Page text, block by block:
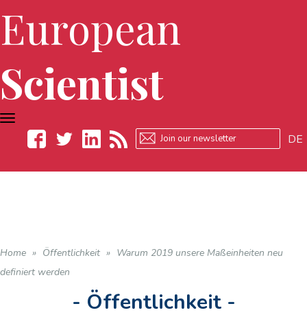
European
Scientist
DE
TOGGLE
NAVIGATION
Home » Öffentlichkeit » Warum 2019 unsere Maßeinheiten neu
definiert werden
- Öffentlichkeit -